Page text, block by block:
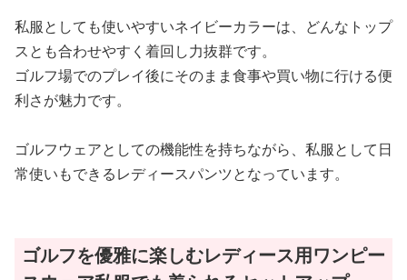
私服としても使いやすいネイビーカラーは、どんなトップ
スとも合わせやすく着回し力抜群です。
ゴルフ場でのプレイ後にそのまま食事や買い物に行ける便
利さが魅力です。
ゴルフウェアとしての機能性を持ちながら、私服として日
常使いもできるレディースパンツとなっています。
ゴルフを優雅に楽しむレディース用ワンピー